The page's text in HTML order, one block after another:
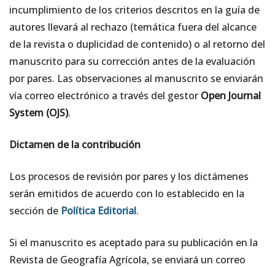
incumplimiento de los criterios descritos en la guía de
autores llevará al rechazo (temática fuera del alcance
de la revista o duplicidad de contenido) o al retorno del
manuscrito para su corrección antes de la evaluación
por pares. Las observaciones al manuscrito se enviarán
vía correo electrónico a través del gestor Open Journal
System (OJS).
Dictamen de la contribución
Los procesos de revisión por pares y los dictámenes
serán emitidos de acuerdo con lo establecido en la
sección de Política Editorial.
Si el manuscrito es aceptado para su publicación en la
Revista de Geografía Agrícola, se enviará un correo